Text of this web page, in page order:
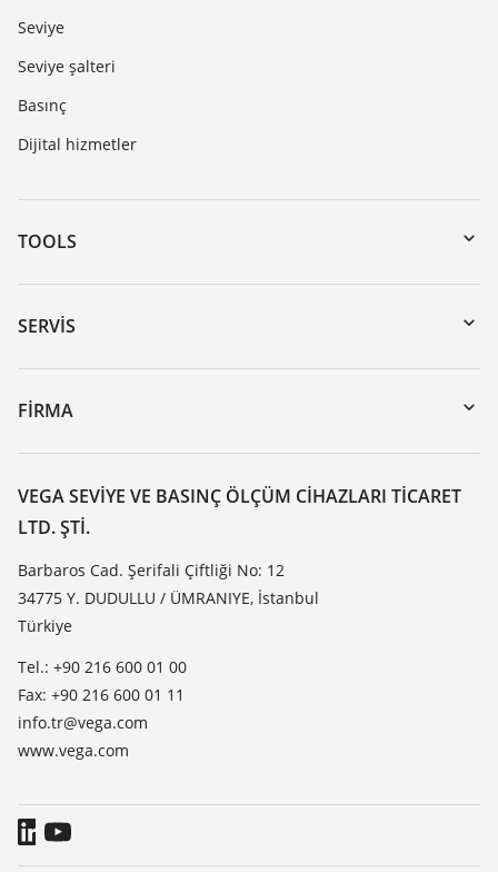
Seviye
Seviye şalteri
Basınç
Dijital hizmetler
TOOLS
Download’lar
Seri numarası girerek cihaz arama
DTM Collection/PACTware
SERVIS
Cihazının geri gönderimi
Seminerler
Dirençlilik listesi
Dielektrisite listesi
TeamViewer
FIRMA
VEGA hakkında
Iletisim
Haber makaleleri
Basin
Blog
VEGA SEVIYE VE BASINÇ ÖLÇÜM CIHAZLARI TICARET
LTD. ŞTI.
Barbaros Cad. Şerifali Çiftliği No: 12
34775 Y. DUDULLU / ÜMRANIYE, İstanbul
Türkiye
Tel.: +90 216 600 01 00
Fax: +90 216 600 01 11
info.tr@vega.com
www.vega.com